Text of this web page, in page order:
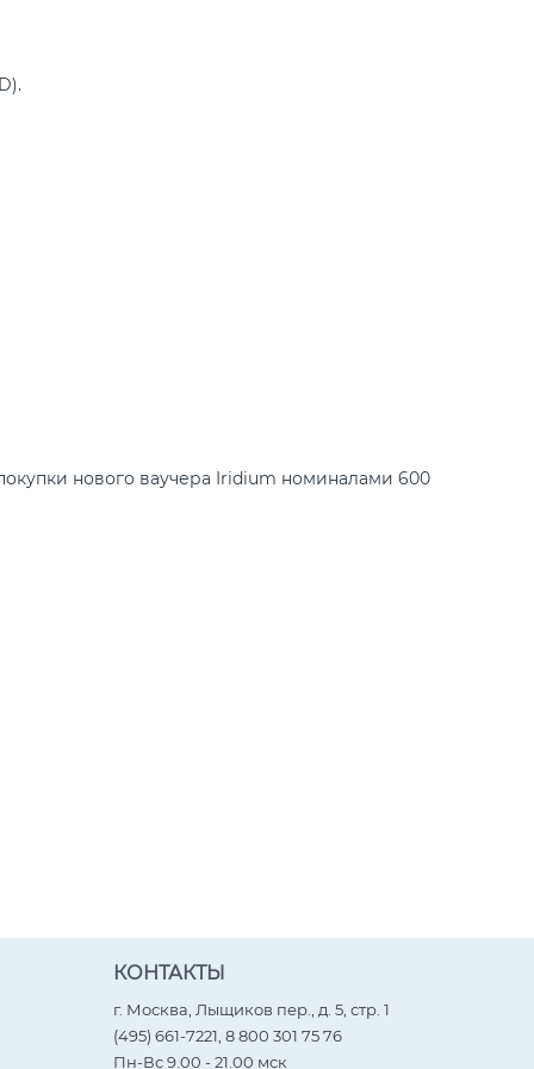
нового ваучера Iridium номиналами 600
КОНТАКТЫ
г. Москва, Лыщиков пер., д. 5, стр. 1
(495) 661-7221, 8 800 301 75 76
Пн-Вс 9.00 - 21.00 мск